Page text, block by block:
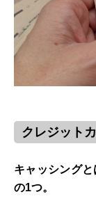
クレジット
キャッシング
の1つ。